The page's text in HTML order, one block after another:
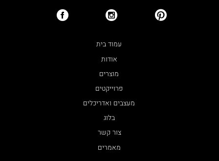
עמוד בית
אודות
מוצרים
פרוייקטים
מעצבים ואדריכלים
בלוג
צור קשר
מאמרים